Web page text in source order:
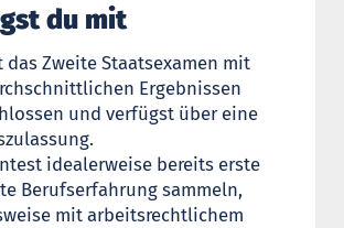
du mit
das Zweite Staatsexamen mit
Ergebnissen
und verfügst über eine
idealerweise bereits erste
Berufserfahrung sammeln,
mit arbeitsrechtlichem